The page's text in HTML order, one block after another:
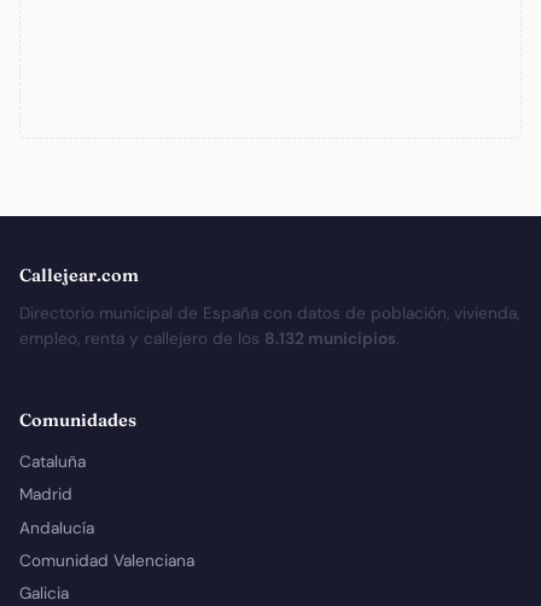
Callejear.com
Directorio municipal de España con datos de población, vivienda,
empleo, renta y callejero de los 8.132 municipios.
Comunidades
Cataluña
Madrid
Andalucía
Comunidad Valenciana
Galicia